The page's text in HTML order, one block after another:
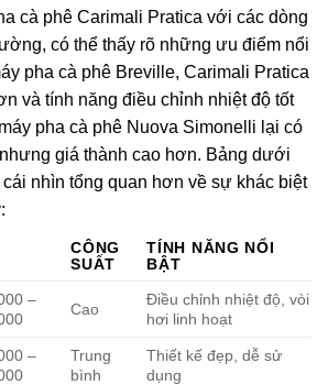
cà phê Carimali Pratica với các dòng
có thể thấy rõ những ưu điểm nổi
pha cà phê Breville, Carimali Pratica
và tính năng điều chỉnh nhiệt độ tốt
pha cà phê Nuova Simonelli lại có
giá thành cao hơn. Bảng dưới
nhìn tổng quan hơn về sự khác biệt
CÔNG
SUẤT
TÍNH NĂNG NỔI
BẬT
–
Cao
Điều chỉnh nhiệt độ, vòi
hơi linh hoạt
–
Trung
bình
Thiết kế đẹp, dễ sử
dụng